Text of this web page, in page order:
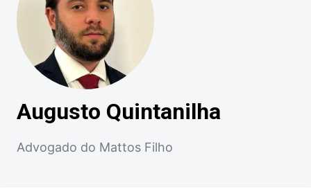
Augusto Quintanilha
Advogado do Mattos Filho